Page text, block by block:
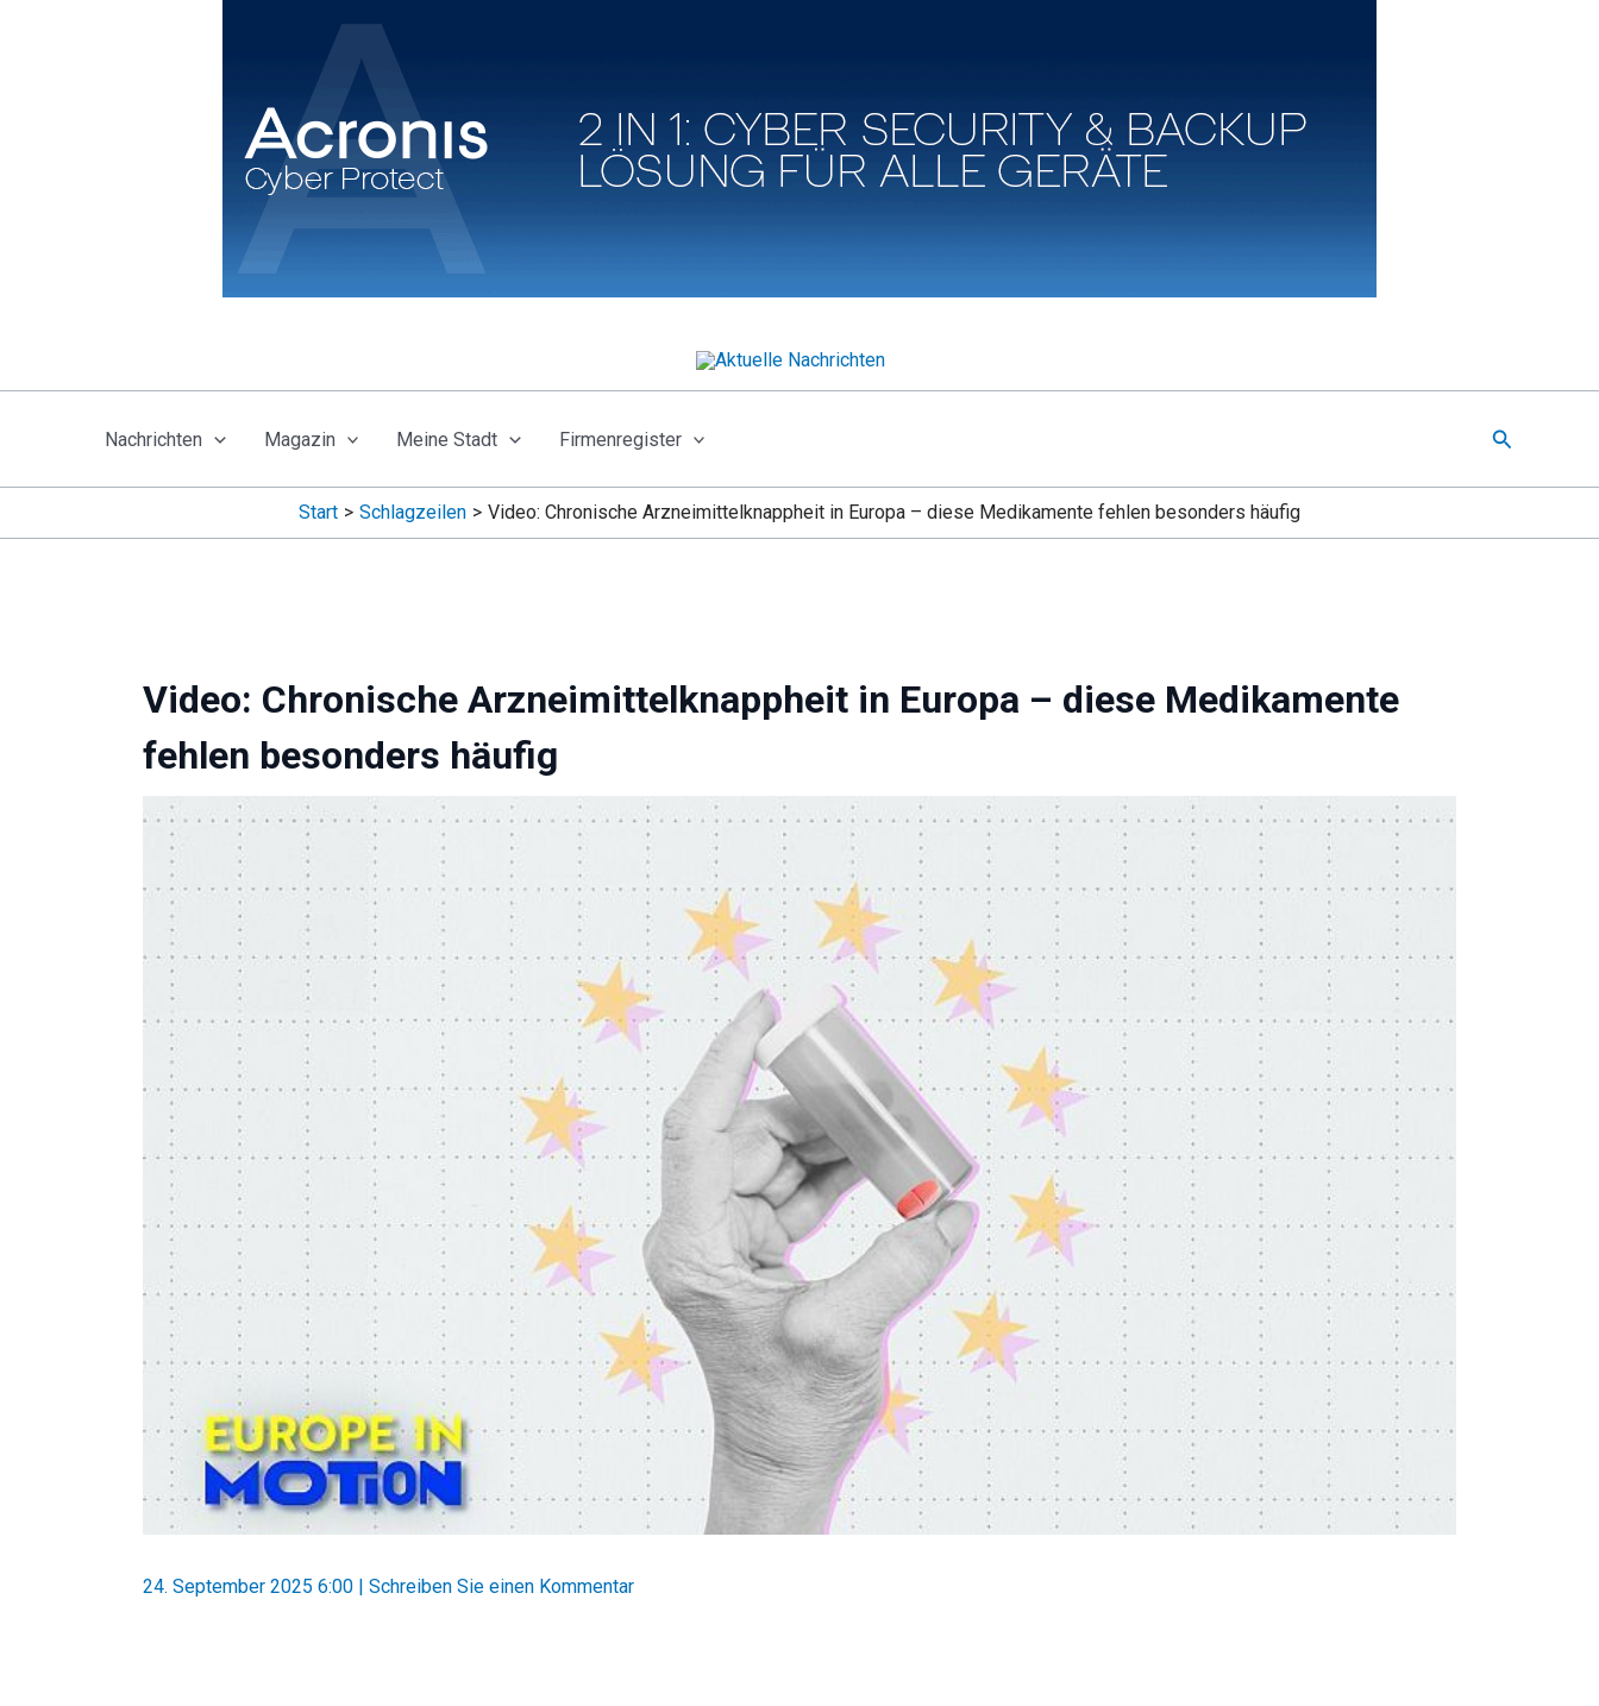
Nachrichten Magazin Meine Stadt Firmenregister Suchen
Start Schlagzeilen Video: Chronische Arzneimittelknappheit in Europa – diese Medikamente fehlen besonders häufig
Video: Chronische Arzneimittelknappheit in Europa – diese Medikamente
fehlen besonders häufig
24. September 2025 6:00 | Schreiben Sie einen Kommentar